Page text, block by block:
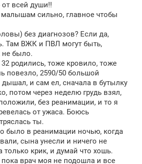
всей души!!
малышам сильно, главное чтобы
без диагнозов? Если да,
Там ВЖК и ПВЛ могут быть,
не было.
родились, тоже кровило, тоже
повезло, 2590/50 большой
и сам ел, сначала в бутылку
потом через неделю грудь взял,
без реанимации, и то я
от ужаса. Боюсь
ты.
было в реанимации ночью, когда
сына унесли и ничего не
крик, и думай что хошь.
врач моя не подошла и все